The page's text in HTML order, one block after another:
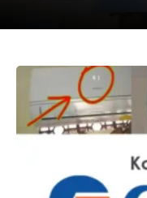
tempat usaha. AC
telah terbukti
Sebagai brand AC
efisiensi energi tinggi
Astro dengan bangga